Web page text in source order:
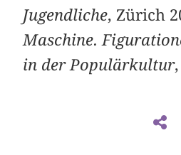
Jugendliche, Zürich
Maschine.
in der Populärkultur